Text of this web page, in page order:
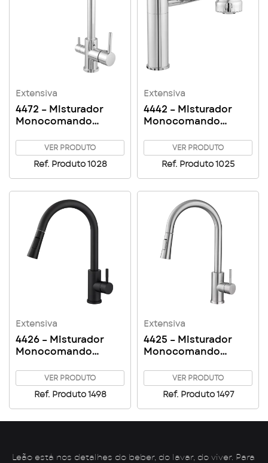
Extensiva
4472 – Misturador
Monocomando
Purificador de Água
VER PRODUTO
Ref. Produto 1028
Extensiva
4442 – Misturador
Monocomando
VER PRODUTO
Ref. Produto 1025
Extensiva
4426 – Misturador
Monocomando
Alta c/ Ducha
Extensiva Aço Inox
304 Black
VER PRODUTO
Ref. Produto 1498
Extensiva
4425 – Misturador
Monocomando
Alta c/ Ducha
Extensiva Aço Inox
VER PRODUTO
Ref. Produto 1497
Leão está nos detalhes do beber, do lavar, do viver. Para